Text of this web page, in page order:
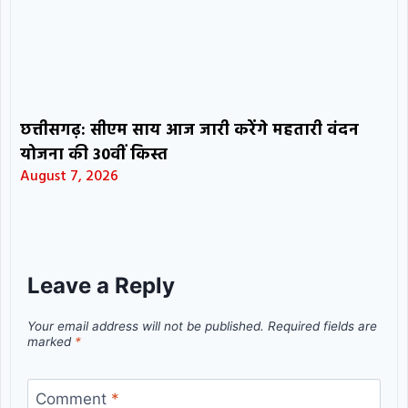
छत्तीसगढ़: सीएम साय आज जारी करेंगे महतारी वंदन
योजना की 30वीं किस्त
August 7, 2026
Leave a Reply
Your email address will not be published. Required fields are
marked *
Comment *